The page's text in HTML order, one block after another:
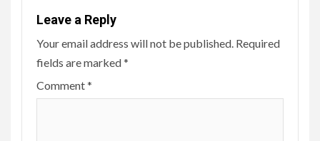
Leave a Reply
Your email address will not be published. Required
fields are marked*
Comment*